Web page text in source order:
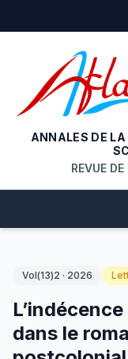
ANNALES DE
REVUE
Vol(13)2 · 2026
dans le